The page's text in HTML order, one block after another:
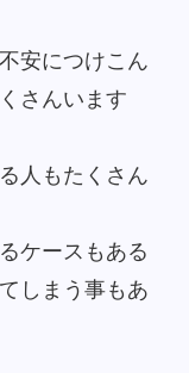
安につけこん
さんいます
人もたくさん
ケースもある
しまう事もあ